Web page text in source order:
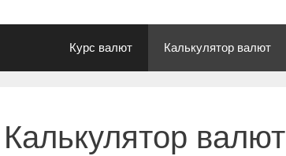
Курс валют Калькулятор валют
Калькулятор валют